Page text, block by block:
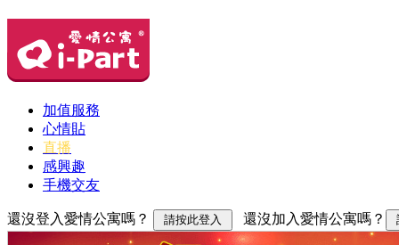
加值服務
心情貼
直播
感興趣
手機交友
還沒登入愛情公寓嗎？ 還沒加入愛情公寓嗎？